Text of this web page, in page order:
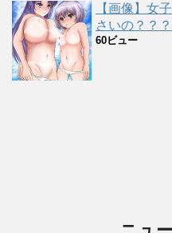
【画像】女
さいの？？
60ビュー